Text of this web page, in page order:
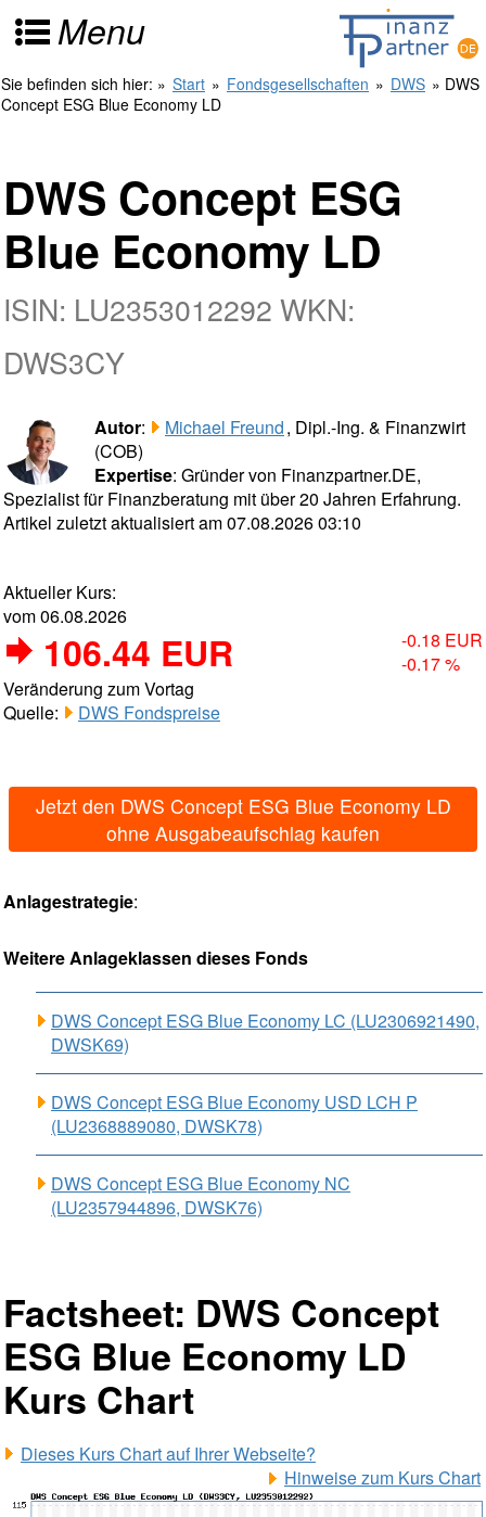
Menu
Sie befinden sich hier: » Start » Fondsgesellschaften » DWS » DWS
Concept ESG Blue Economy LD
DWS Concept ESG
Blue Economy LD
ISIN: LU2353012292 WKN:
DWS3CY
Autor: Michael Freund, Dipl.-Ing. & Finanzwirt
(COB)
Expertise: Gründer von Finanzpartner.DE,
Spezialist für Finanzberatung mit über 20 Jahren Erfahrung.
Artikel zuletzt aktualisiert am 07.08.2026 03:10
Aktueller Kurs:
vom 06.08.2026
106.44 EUR
-0.18 EUR
-0.17 %
Veränderung zum Vortag
Quelle:
DWS Fondspreise
Jetzt den DWS Concept ESG Blue Economy LD
ohne Ausgabeaufschlag kaufen
Anlagestrategie:
Weitere Anlageklassen dieses Fonds
DWS Concept ESG Blue Economy LC (LU2306921490,
DWSK69)
DWS Concept ESG Blue Economy USD LCH P
(LU2368889080, DWSK78)
DWS Concept ESG Blue Economy NC
(LU2357944896, DWSK76)
Factsheet: DWS Concept
ESG Blue Economy LD
Kurs Chart
Dieses Kurs Chart auf Ihrer Webseite?
Hinweise zum Kurs Chart